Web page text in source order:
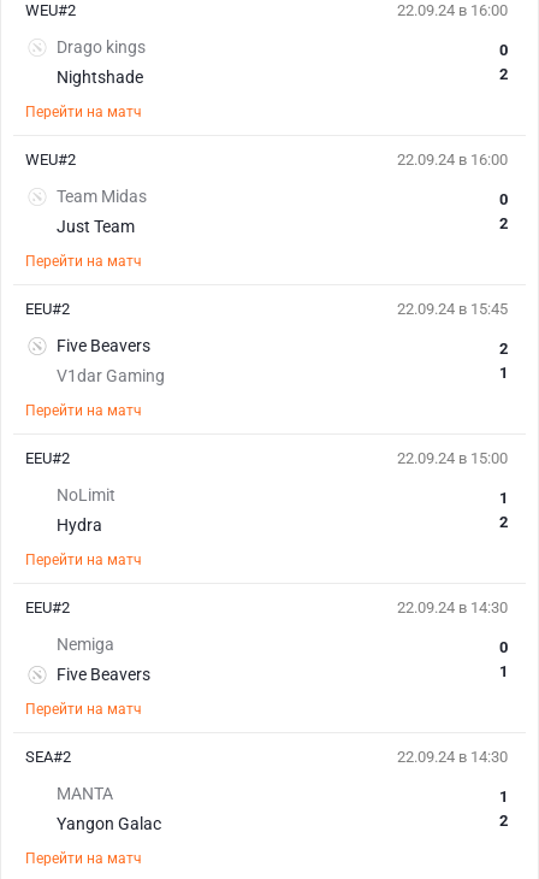
22.09.24 в 16:00
Drago kings
Nightshade
0
2
Перейти на матч
WEU#2
22.09.24 в 16:00
Team Midas
Just Team
0
2
Перейти на матч
WEU#2
22.09.24 в 15:45
Five Beavers
V1dar Gaming
2
1
Перейти на матч
EEU#2
22.09.24 в 15:00
NoLimit
Hydra
1
2
Перейти на матч
EEU#2
22.09.24 в 14:30
Nemiga
Five Beavers
0
1
Перейти на матч
EEU#2
22.09.24 в 14:30
MANTA
Yangon Galac
1
2
Перейти на матч
SEA#2